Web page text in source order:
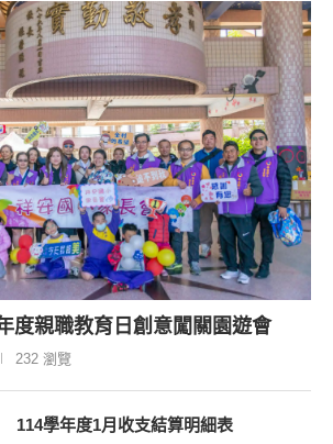
度親職教育日創意闖關園遊會
232 瀏覽
114學年度1月收支結算明細表